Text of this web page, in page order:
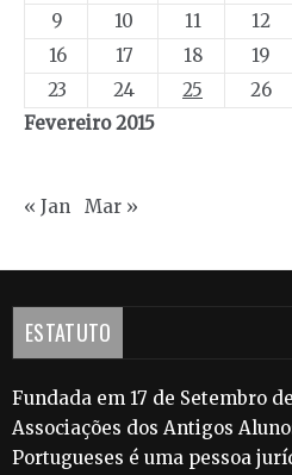
Fevereiro 2015
9
10 11 12
16
17 18 19
23
24 25 26
« Jan Mar »
ESTATUTO
Fundada em 17 de Setembro
Associações dos Antigos
Portugueses é uma pessoa